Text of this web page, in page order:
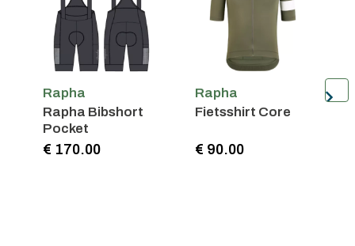
Rapha
Rapha Bibshort
Pocket
€ 170.00
Rapha
Fietsshirt Core
€ 90.00